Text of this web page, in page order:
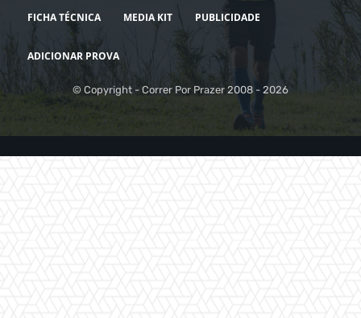
FICHA TÉCNICA MEDIA KIT PUBLICIDADE
ADICIONAR PROVA
© Copyright - Correr Por Prazer 2008 - 2026